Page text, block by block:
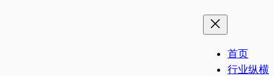
首页
行业纵横